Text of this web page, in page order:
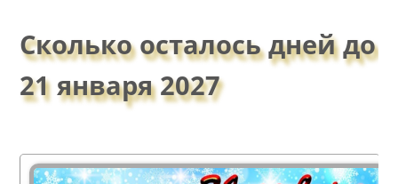
Сколько осталось дней до
21 января 2027